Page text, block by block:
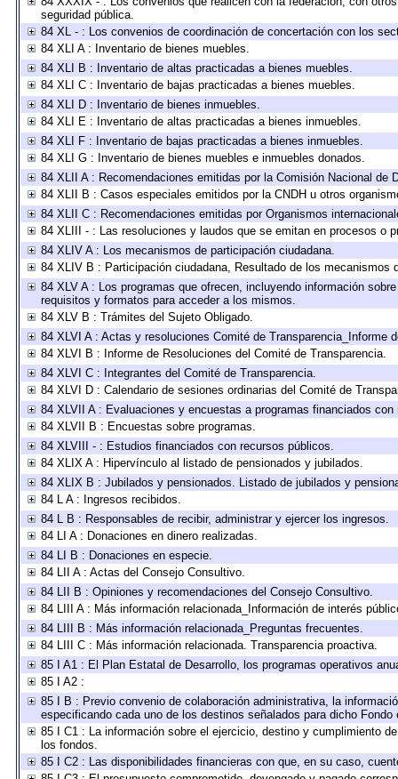
seguridad pública.
84 XL - : Los convenios de coordinación de concertación con los
84 XLI A : Inventario de bienes muebles.
84 XLI B : Inventario de altas practicadas a bienes muebles.
84 XLI C : Inventario de bajas practicadas a bienes muebles.
84 XLI D : Inventario de bienes inmuebles.
84 XLI E : Inventario de altas practicadas a bienes inmuebles.
84 XLI F : Inventario de bajas practicadas a bienes inmuebles.
84 XLI G : Inventario de bienes muebles e inmuebles donados.
84 XLII A : Recomendaciones emitidas por la Comisión Nacional de
84 XLII B : Casos especiales emitidos por la CNDH u otros
84 XLII C : Recomendaciones emitidas por Organismos
84 XLIII - : Las resoluciones y laudos que se emitan en procesos o
84 XLIV A : Los mecanismos de participación ciudadana.
84 XLIV B : Participación ciudadana, Resultado de los mecanismos
84 XLV A : Los programas que ofrecen, incluyendo información
requisitos y formatos para acceder a los mismos.
84 XLV B : Trámites del Sujeto Obligado.
84 XLVI A : Actas y resoluciones Comité de Transparencia_Informe
84 XLVI B : Informe de Resoluciones del Comité de Transparencia.
84 XLVI C : Integrantes del Comité de Transparencia.
84 XLVI D : Calendario de sesiones ordinarias del Comité de
84 XLVII A : Evaluaciones y encuestas a programas financiados con
84 XLVII B : Encuestas sobre programas.
84 XLVIII - : Estudios financiados con recursos públicos.
84 XLIX A : Hipervínculo al listado de pensionados y jubilados.
84 XLIX B : Jubilados y pensionados. Listado de jubilados y
84 L A : Ingresos recibidos.
84 L B : Responsables de recibir, administrar y ejercer los ingresos.
84 LI A : Donaciones en dinero realizadas.
84 LI B : Donaciones en especie.
84 LII A : Actas del Consejo Consultivo.
84 LII B : Opiniones y recomendaciones del Consejo Consultivo.
84 LIII A : Más información relacionada_Información de interés
84 LIII B : Más información relacionada_Preguntas frecuentes.
84 LIII C : Más información relacionada. Transparencia proactiva.
85 I A1 : El Plan Estatal de Desarrollo, los programas operativos
85 I A2 :
85 I B : Previo convenio de colaboración administrativa, la
especificando cada uno de los destinos señalados para dicho
85 I C1 : La información sobre el ejercicio, destino y cumplimiento
los fondos.
85 I C2 : Las disponibilidades financieras con que, en su caso,